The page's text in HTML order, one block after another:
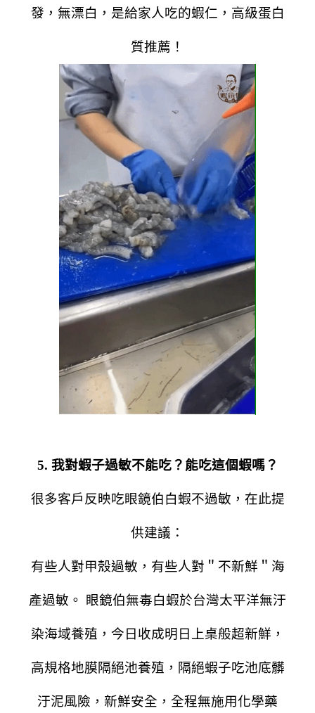
發，無漂白，是給家人吃的蝦仁，高級蛋白
質推薦！
5. 我對蝦子過敏不能吃？能吃這個蝦嗎？
很多客戶反映吃眼鏡伯白蝦不過敏，在此提
供建議：
有些人對甲殼過敏，有些人對＂不新鮮＂海
產過敏。 眼鏡伯無毒白蝦於台灣太平洋無汙
染海域養殖，今日收成明日上桌般超新鮮，
高規格地膜隔絕池養殖，隔絕蝦子吃池底髒
汙泥風險，新鮮安全，全程無施用化學藥